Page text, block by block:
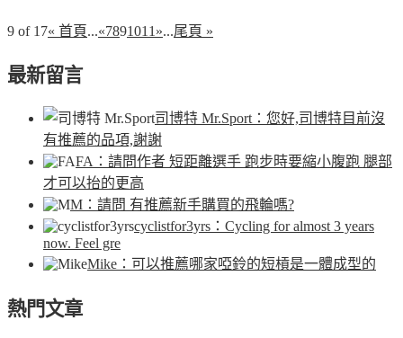
9 of 17« 首頁...«7891011 »...尾頁 »
最新留言
司博特 Mr.Sport ：您好,司博特目前沒
有推薦的品項,謝謝
FA ：請問作者 短距離選手 跑步時要縮小腹跑 腿部
才可以抬的更高
M ：請問 有推薦新手購買的飛輪嗎?
cyclistfor3yrs ：Cycling for almost 3 years
now. Feel gre
Mike ：可以推薦哪家啞鈴的短槓是一體成型的
熱門文章